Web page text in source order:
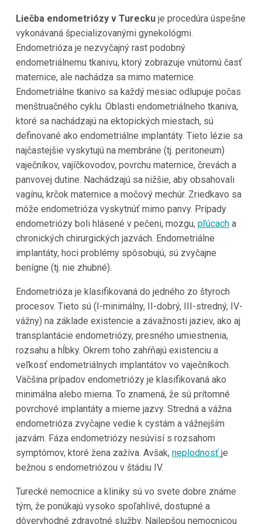
Liečba endometriózy v Turecku je procedúra úspešne
vykonávaná špecializovanými gynekológmi.
Endometrióza je nezvyčajný rast podobný
endometriálnemu tkanivu, ktorý zobrazuje vnútornú časť
maternice, ale nachádza sa mimo maternice.
Endometriálne tkanivo sa každý mesiac odlupuje počas
menštruačného cyklu. Oblasti endometriálneho tkaniva,
ktoré sa nachádzajú na ektopických miestach, sú
definované ako endometriálne implantáty. Tieto lézie sa
najčastejšie vyskytujú na membráne (tj. peritoneum)
vaječníkov, vajíčkovodov, povrchu maternice, črevách a
panvovej dutine. Nachádzajú sa nižšie, aby obsahovali
vagínu, krčok maternice a močový mechúr. Zriedkavo sa
môže endometrióza vyskytnúť mimo panvy. Prípady
endometriózy boli hlásené v pečeni, mozgu, pľúcacha
chronických chirurgických jazvách. Endometriálne
implantáty, hoci problémy spôsobujú, sú zvyčajne
benígne (tj. nie zhubné).
Endometrióza je klasifikovaná do jedného zo štyroch
procesov. Tieto sú (I-minimálny, II-dobrý, III-stredný, IV-
vážny) na základe existencie a závažnosti jaziev, ako aj
transplantácie endometriózy, presného umiestnenia,
rozsahu a hĺbky. Okrem toho zahŕňajú existenciu a
veľkosť endometriálnych implantátov vo vaječníkoch.
Väčšina prípadov endometriózy je klasifikovaná ako
minimálna alebo mierna. To znamená, že sú prítomné
povrchové implantáty a mierne jazvy. Stredná a vážna
endometrióza zvyčajne vedie k cystám a vážnejším
jazvám. Fáza endometriózy nesúvisí s rozsahom
symptómov, ktoré žena zažíva. Avšak, neplodnosť je
bežnou s endometriózou v štádiu IV.
Turecké nemocnice a kliniky sú vo svete dobre známe
tým, že ponúkajú vysoko spoľahlivé, dostupné a
dôveryhodné zdravotné služby. Najlepšou nemocnicou